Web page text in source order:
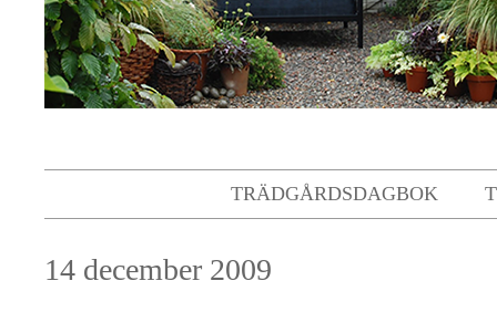
TRÄDGÅRDSDAGBOK
14 december 2009